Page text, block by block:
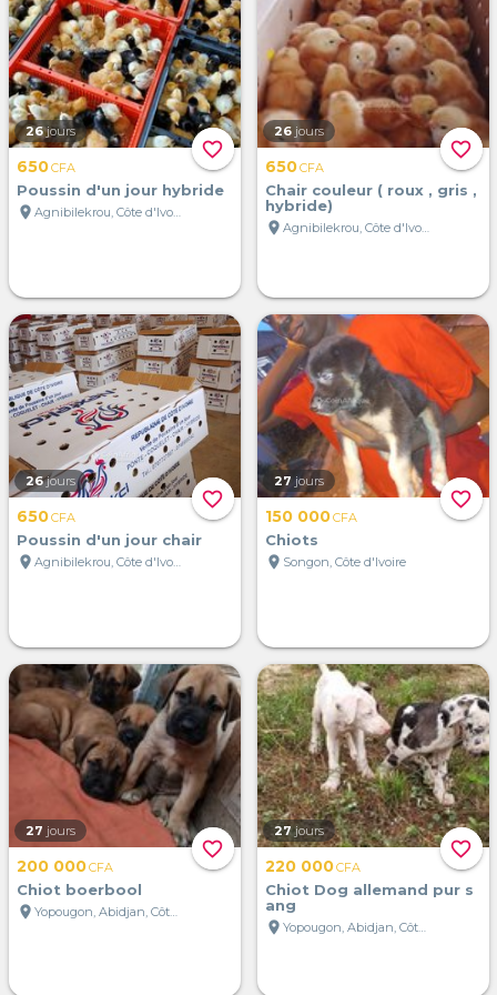
favorite_border
26 jours
650CFA
Poussin d'un jour hybride
location_on
Agnibilekrou, Côte d'Ivoire
favorite_border
26 jours
650CFA
Chair couleur ( roux , gris ,
hybride)
location_on
Agnibilekrou, Côte d'Ivoire
favorite_border
26 jours
650CFA
Poussin d'un jour chair
location_on
Agnibilekrou, Côte d'Ivoire
favorite_border
27 jours
150 000CFA
Chiots
location_on Songon, Côte d'Ivoire
favorite_border
27 jours
200 000CFA
Chiot boerbool
location_on
Yopougon, Abidjan, Côte d'Ivoire
favorite_border
27 jours
220 000CFA
Chiot Dog allemand pur s
ang
location_on
Yopougon, Abidjan, Côte d'Ivoire